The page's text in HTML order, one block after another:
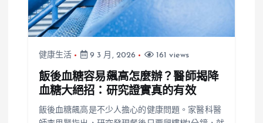
健康生活 9 3 月, 2026 161 views
飯後血糖容易飆高怎麼辦？醫師揭降
血糖大絕招：研究證實真的有效
飯後血糖飆高是不少人擔心的健康問題。家醫科醫